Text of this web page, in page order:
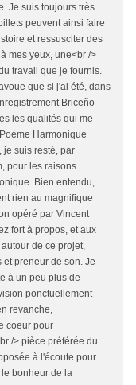
Je suis toujours très
peuvent ainsi faire
et ressusciter des
mes yeux, une<br />
travail que je fournis.
que si j'ai été, dans
Briceño
les qualités qui me
Harmonique
je suis resté, par
pour les raisons
Bien entendu,
rien au magnifique
opéré par Vincent
fort à propos, et aux
de ce projet,
preneur de son. Je
à un peu plus de
ponctuellement
revanche,
coeur pour
/> pièce préférée du
à l'écoute pour
bonheur de la